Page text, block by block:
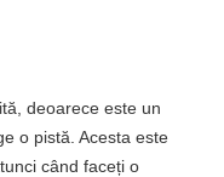
deoarece este un
o pistă. Acesta este
când faceți o